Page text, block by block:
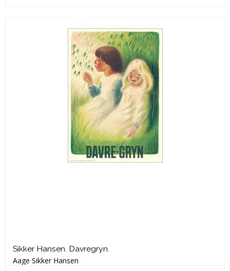
Sikker Hansen. Davregryn.
Aage Sikker Hansen